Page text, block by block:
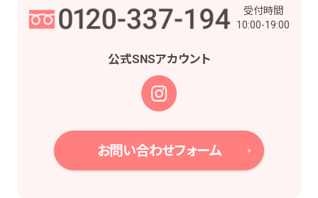
一部について委託された場合等において、委託
お取引先との打合せ、情報提供・連絡、お取引先
の皆様から委託された業務の遂行等を行うため
当社株主様及び当社株式の管理業務、株主様又
は会社による権利の行使・義務の履行、及び法
令に基づく書面・記録・データの作成のため
役職員の給与の計算・支払、人事管理業務のた
め
受付時間
10:00-19:00
公式SNSアカウント
お問い合わせフォーム